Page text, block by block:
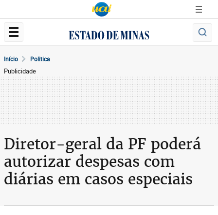
Início Politica
Publicidade
Diretor-geral da PF poderá
autorizar despesas com
diárias em casos especiais